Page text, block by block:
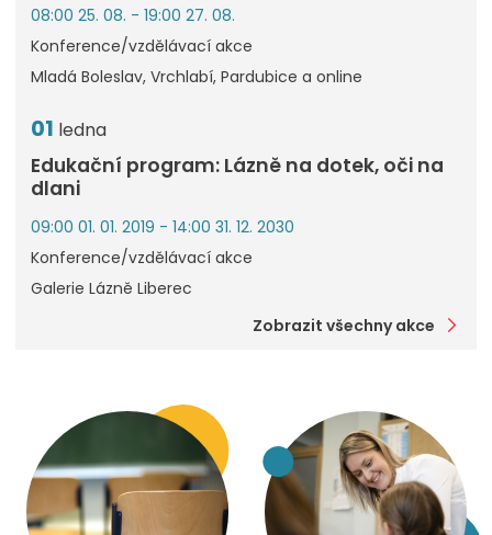
08:00 25. 08. - 19:00 27. 08.
Konference/vzdělávací akce
Mladá Boleslav, Vrchlabí, Pardubice a online
01 ledna
Edukační program: Lázně na dotek, oči na
dlani
09:00 01. 01. 2019 - 14:00 31. 12. 2030
Konference/vzdělávací akce
Galerie Lázně Liberec
Zobrazit všechny akce